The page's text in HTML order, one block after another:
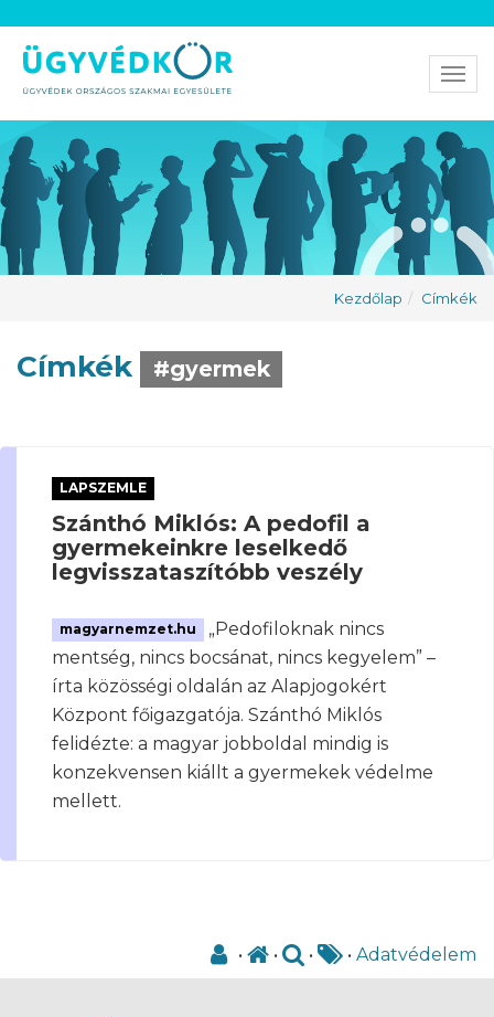
Kezdőlap Címkék
Címkék #gyermek
LAPSZEMLE
Szánthó Miklós: A pedofil a
gyermekeinkre leselkedő
legvisszataszítóbb veszély
magyarnemzet.hu
„Pedofiloknak nincs
mentség, nincs bocsánat, nincs kegyelem” –
írta közösségi oldalán az Alapjogokért
Központ főigazgatója. Szánthó Miklós
felidézte: a magyar jobboldal mindig is
konzekvensen kiállt a gyermekek védelme
mellett.
• • • • Adatvédelem